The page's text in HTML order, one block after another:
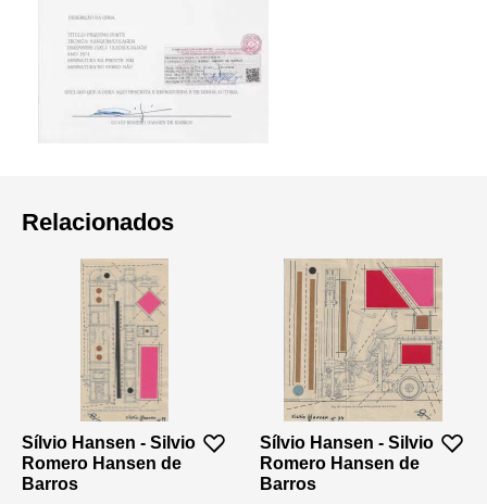
Relacionados
Sílvio Hansen - Silvio
Romero Hansen de
Barros
Sílvio Hansen - Silvio
Romero Hansen de
Barros